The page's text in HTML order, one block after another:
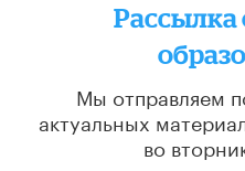
Рассылка
Мы отправляем
актуальных
во